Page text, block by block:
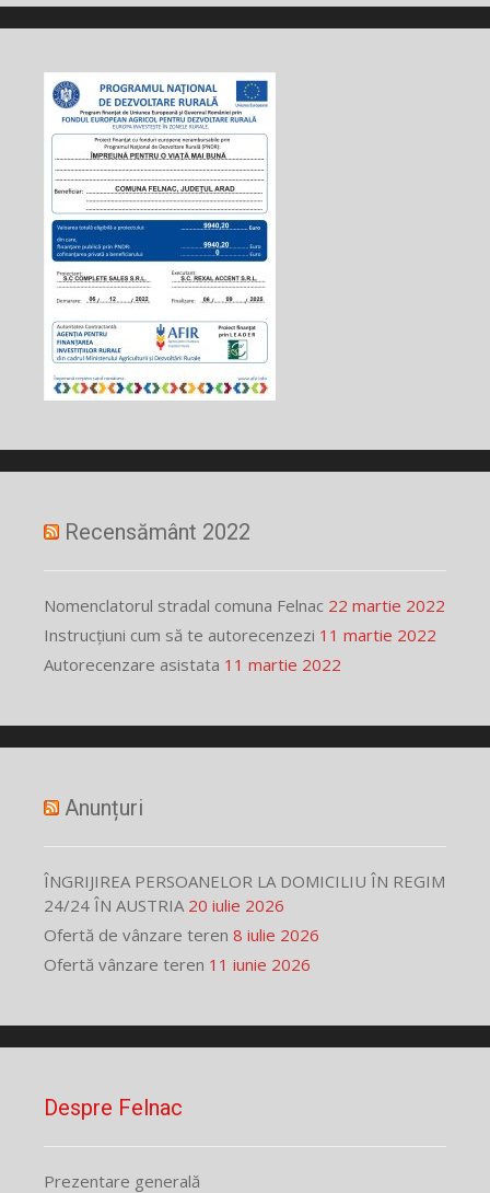
Recensământ 2022
Nomenclatorul stradal comuna Felnac 22 martie 2022
Instrucțiuni cum să te autorecenzezi 11 martie 2022
Autorecenzare asistata 11 martie 2022
Anunțuri
ÎNGRIJIREA PERSOANELOR LA DOMICILIU ÎN REGIM
24/24 ÎN AUSTRIA 20 iulie 2026
Ofertă de vânzare teren 8 iulie 2026
Ofertă vânzare teren 11 iunie 2026
Despre Felnac
Prezentare generală